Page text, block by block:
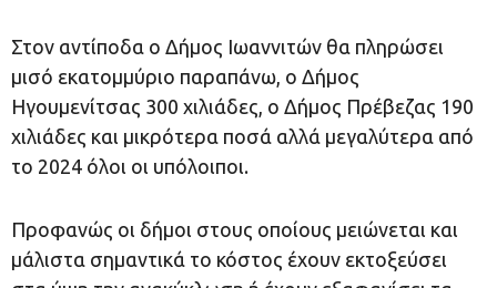
Στον αντίποδα ο Δήμος Ιωαννιτών θα πληρώσει
μισό εκατομμύριο παραπάνω, ο Δήμος
Ηγουμενίτσας 300 χιλιάδες, ο Δήμος Πρέβεζας 190
χιλιάδες και μικρότερα ποσά αλλά μεγαλύτερα από
το 2024 όλοι οι υπόλοιποι.
Προφανώς οι δήμοι στους οποίους μειώνεται και
μάλιστα σημαντικά το κόστος έχουν εκτοξεύσει